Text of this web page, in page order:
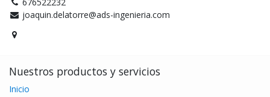
joaquin.delatorre@ads-ingenieria.com
Nuestros productos y servicios
Inicio